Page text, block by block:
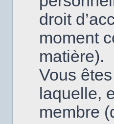
droit
moment
matière).
Vous
laquelle,
membre